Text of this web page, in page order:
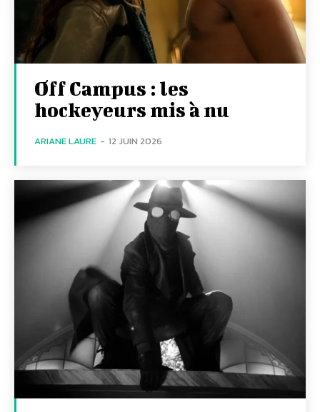
Off Campus : les
hockeyeurs mis à nu
ARIANE LAURE - 12 JUIN 2026